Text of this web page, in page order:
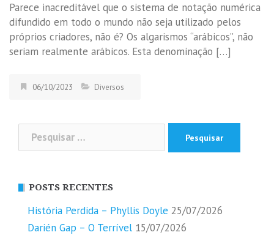
Parece inacreditável que o sistema de notação numérica
difundido em todo o mundo não seja utilizado pelos
próprios criadores, não é? Os algarismos “arábicos”, não
seriam realmente arábicos. Esta denominação […]
06/10/2023 Diversos
Pesquisar
por:
POSTS RECENTES
História Perdida – Phyllis Doyle 25/07/2026
Darién Gap – O Terrível 15/07/2026